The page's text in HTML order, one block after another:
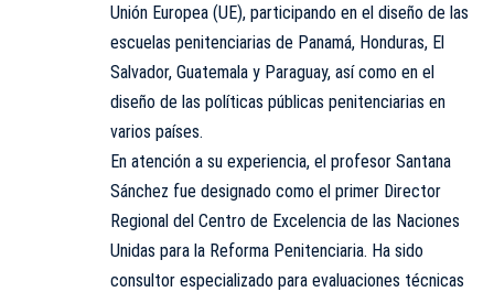
Unión Europea (UE), participando en el diseño de las
escuelas penitenciarias de Panamá, Honduras, El
Salvador, Guatemala y Paraguay, así como en el
diseño de las políticas públicas penitenciarias en
varios países.
En atención a su experiencia, el profesor Santana
Sánchez fue designado como el primer Director
Regional del Centro de Excelencia de las Naciones
Unidas para la Reforma Penitenciaria. Ha sido
consultor especializado para evaluaciones técnicas